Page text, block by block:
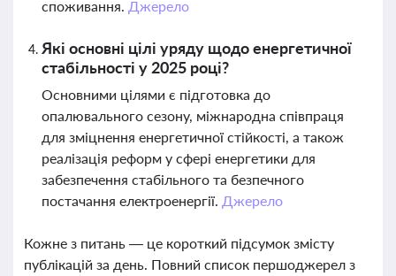
споживання. Джерело
Які основні цілі уряду щодо енергетичної
стабільності у 2025 році?
Основними цілями є підготовка до
опалювального сезону, міжнародна співпраця
для зміцнення енергетичної стійкості, а також
реалізація реформ у сфері енергетики для
забезпечення стабільного та безпечного
постачання електроенергії. Джерело
Кожне з питань — це короткий підсумок змісту
публікацій за день. Повний список першоджерел з